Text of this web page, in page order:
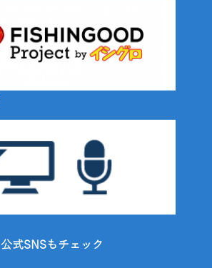
公式SNSもチェック